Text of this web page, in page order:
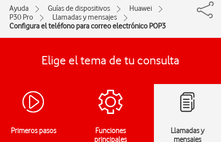
Ayuda Guías de dispositivos
Huawei
P30 Pro
Llamadas y mensajes
Configura el teléfono para correo electrónico POP3
Elige el tema de tu consulta
Primeros pasos
Funciones
principales
Llamadas y
mensajes